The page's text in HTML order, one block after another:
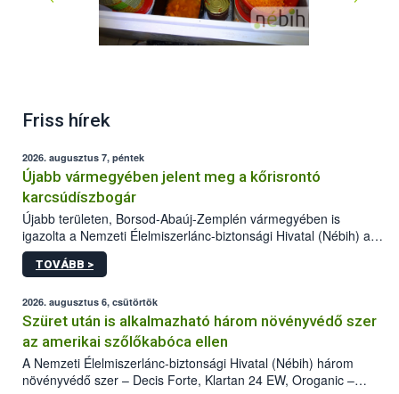
Friss hírek
2026. augusztus 7, péntek
Újabb vármegyében jelent meg a kőrisrontó
karcsúdíszbogár
Újabb területen, Borsod-Abaúj-Zemplén vármegyében is
igazolta a Nemzeti Élelmiszerlánc-biztonsági Hivatal (Nébih) a
kőrisrontó karcsúdíszbogár (Agrilus planipennis) jelenlétét. A
kártevőt nem csak színcsapdában találták meg, de már fertőzött
az intenzív felderítést, emellett az intézkedéseket a szlovák
hatósággal is összehangolják a terjedés megállítása érdekében.
TOVÁBB >
2026. augusztus 6, csütörtök
Szüret után is alkalmazható három növényvédő szer
az amerikai szőlőkabóca ellen
A Nemzeti Élelmiszerlánc-biztonsági Hivatal (Nébih) három
növényvédő szer – Decis Forte, Klartan 24 EW, Oroganic –